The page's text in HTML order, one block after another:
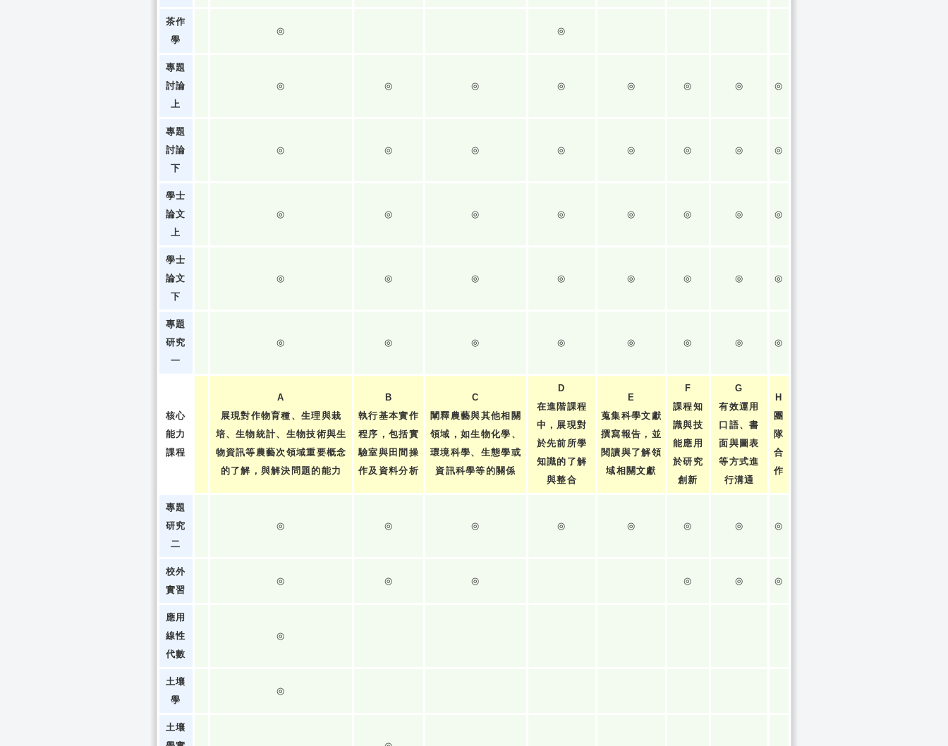
茶作
學
◎ ◎
專題
討論
上
◎ ◎ ◎ ◎ ◎ ◎ ◎ ◎
專題
討論
下
◎ ◎ ◎ ◎ ◎ ◎ ◎ ◎
學士
論文
上
◎ ◎ ◎ ◎ ◎ ◎ ◎ ◎
學士
論文
下
◎ ◎ ◎ ◎ ◎ ◎ ◎ ◎
專題
研究
一
◎ ◎ ◎ ◎ ◎ ◎ ◎ ◎
核心
能力
課程
A
展現對作物育種、生理與栽
培、生物統計、生物技術與生
物資訊等農藝次領域重要概念
的了解，與解決問題的能力
B
執行基本實作
程序，包括實
驗室與田間操
作及資料分析
C
闡釋農藝與其他相關
領域，如生物化學、
環境科學、生態學或
資訊科學等的關係
D
在進階課程
中，展現對
於先前所學
知識的了解
與整合
E
蒐集科學文獻
撰寫報告，並
閱讀與了解領
域相關文獻
F
課程知
識與技
能應用
於研究
創新
G
有效運用
口語、書
面與圖表
等方式進
行溝通
H
團
隊
合
作
專題
研究
二
◎ ◎ ◎ ◎ ◎ ◎ ◎ ◎
校外
實習
◎ ◎ ◎ ◎ ◎ ◎
應用
線性
代數
◎
土壤
學
◎
土壤